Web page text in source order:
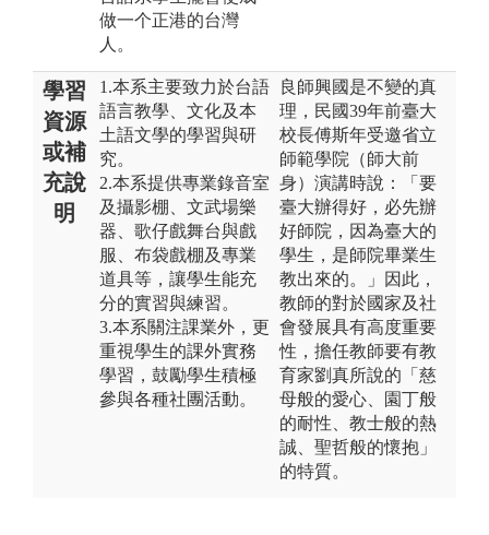
做一个正港的台灣
人。
學習
資源
或補
充說
明
1.本系主要致力於台語
語言教學、文化及本
土語文學的學習與研
究。
2.本系提供專業錄音室
及攝影棚、文武場樂
器、歌仔戲舞台與戲
服、布袋戲棚及專業
道具等，讓學生能充
分的實習與練習。
3.本系關注課業外，更
重視學生的課外實務
學習，鼓勵學生積極
參與各種社團活動。
良師興國是不變的真
理，民國39年前臺大
校長傅斯年受邀省立
師範學院（師大前
身）演講時說：「要
臺大辦得好，必先辦
好師院，因為臺大的
學生，是師院畢業生
教出來的。」因此，
教師的對於國家及社
會發展具有高度重要
性，擔任教師要有教
育家劉真所說的「慈
母般的愛心、園丁般
的耐性、教士般的熱
誠、聖哲般的懷抱」
的特質。